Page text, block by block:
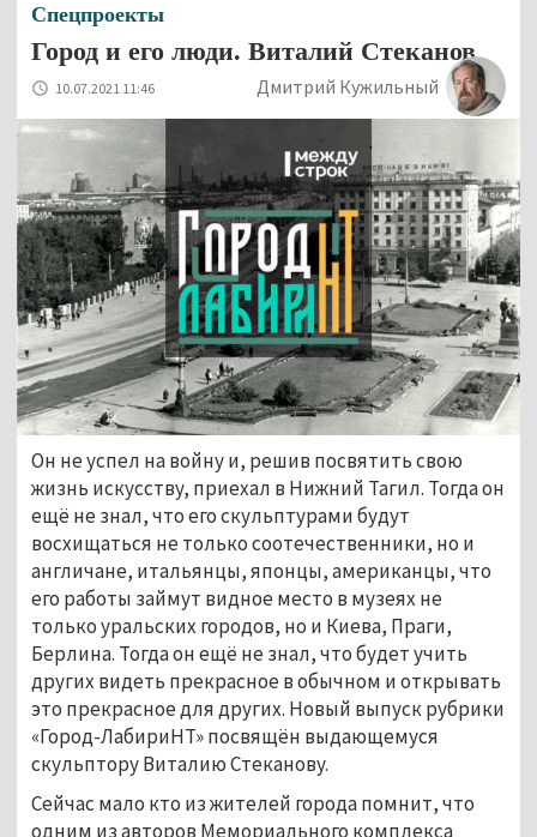
Спецпроекты
Город и его люди. Виталий Стеканов
10.07.2021 11:46 Дмитрий Кужильный
Он не успел на войну и, решив посвятить свою
жизнь искусству, приехал в Нижний Тагил. Тогда он
ещё не знал, что его скульптурами будут
восхищаться не только соотечественники, но и
англичане, итальянцы, японцы, американцы, что
его работы займут видное место в музеях не
только уральских городов, но и Киева, Праги,
Берлина. Тогда он ещё не знал, что будет учить
других видеть прекрасное в обычном и открывать
это прекрасное для других. Новый выпуск рубрики
«Город-ЛабириНТ» посвящён выдающемуся
скульптору Виталию Стеканову.
Сейчас мало кто из жителей города помнит, что
одним из авторов Мемориального комплекса